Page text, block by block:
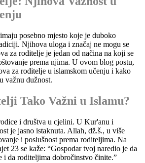
posebno mjesto koje je duboko
Njihova uloga i značaj ne mogu se
za roditelje je jedan od načina na koji se
prema njima. U ovom blog postu,
za roditelje u islamskom učenju i kako
važnu dužnost.
Tako Važni u Islamu?
i društva u cjelini. U Kur'anu i
je jasno istaknuta. Allah, dž.š., u više
i poslušnost prema roditeljima. Na
23 se kaže: “Gospodar tvoj naredio je da
i da roditeljima dobročinstvo činite.”